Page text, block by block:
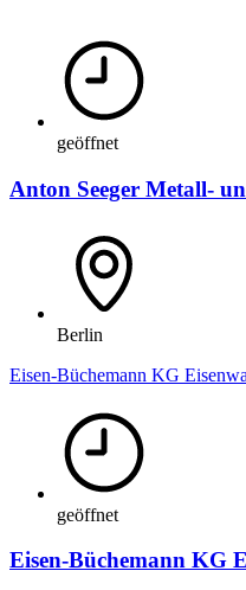
geöffnet
Anton Seeger Metall-
Berlin
Eisen-Büchemann KG
geöffnet
Eisen-Büchemann KG